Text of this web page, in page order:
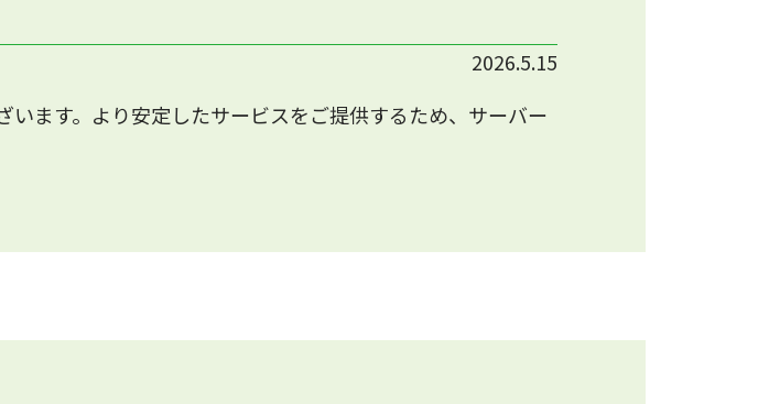
2026.5.15
ます。より安定したサービスをご提供するため、サーバー